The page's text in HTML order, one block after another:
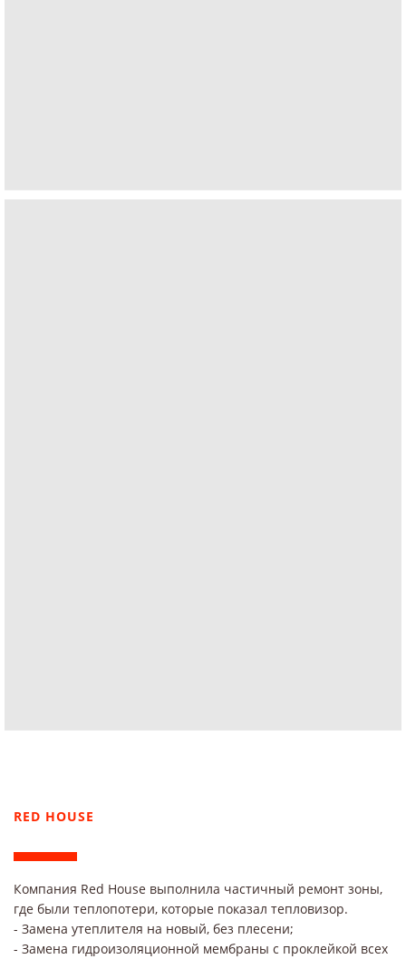
RED HOUSE
Компания Red House выполнила частичный ремонт зоны,
где были теплопотери, которые показал тепловизор.
- Замена утеплителя на новый, без плесени;
- Замена гидроизоляционной мембраны с проклейкой всех